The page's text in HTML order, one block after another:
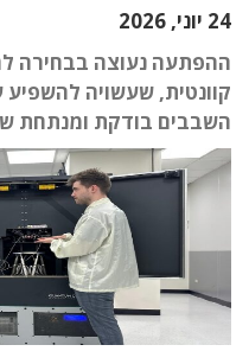
24 יוני, 2026
ההפתעה נעוצה בבחירה
קוונטית, שעשויה
השבבים בודקת ומנתחת